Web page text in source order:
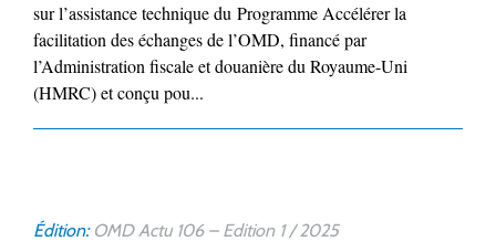
sur l’assistance technique du Programme Accélérer la
facilitation des échanges de l’OMD, financé par
l’Administration fiscale et douanière du Royaume-Uni
(HMRC) et conçu pou...
Édition: OMD Actu 106 – Edition 1 / 2025